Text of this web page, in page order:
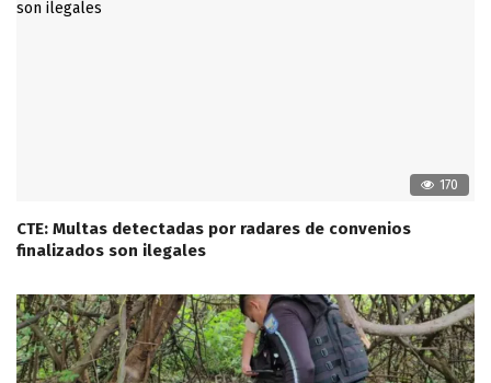
170
CTE: Multas detectadas por radares de convenios
finalizados son ilegales